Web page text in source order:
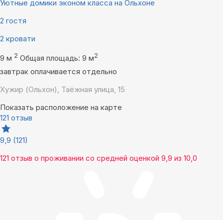
Уютные домики эконом класса на Ольхоне
2 гостя
2 кровати
9 м 2 Общая площадь: 9 м2
завтрак оплачивается отдельно
Хужир (Ольхон), Таёжная улица, 15
Показать расположение на карте
121 отзыв
9,9 (121)
121 отзыв о проживании со средней оценкой 9,9 из 10,0